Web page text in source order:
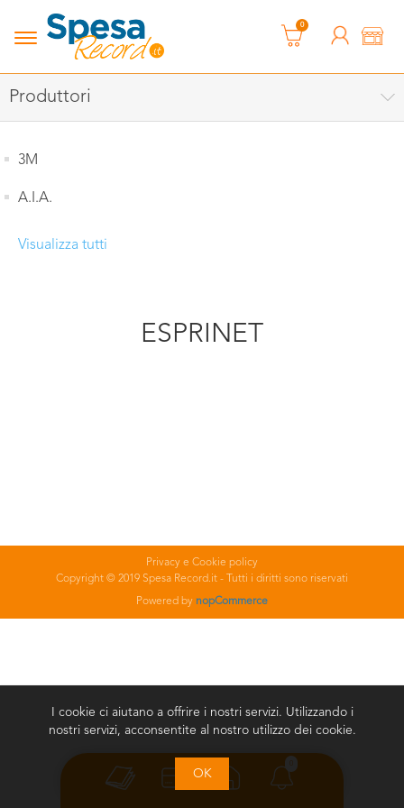
0
Produttori
3M
A.I.A.
Visualizza tutti
ESPRINET
Privacy e Cookie policy
Copyright © 2019 Spesa Record.it - Tutti i diritti sono riservati
Powered by nopCommerce
I cookie ci aiutano a offrire i nostri servizi. Utilizzando i
nostri servizi, acconsentite al nostro utilizzo dei cookie.
OK